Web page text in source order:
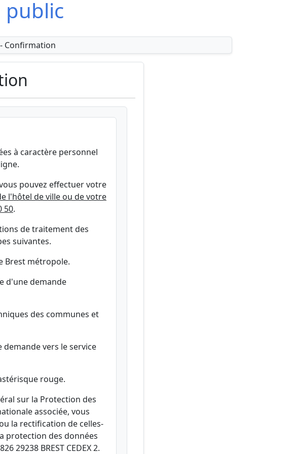
public
Confirmation
à caractère personnel
pouvez effectuer votre
l'hôtel de ville ou de votre
50.
de traitement des
suivantes.
Brest métropole.
d'une demande
des communes et
demande vers le service
rouge.
sur la Protection des
associée, vous
la rectification de celles-
protection des données
29238 BREST CEDEX 2.